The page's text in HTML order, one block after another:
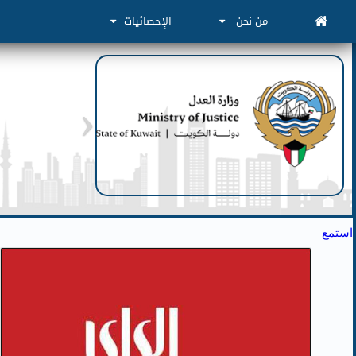
من نحن الإحصائيات
استمع